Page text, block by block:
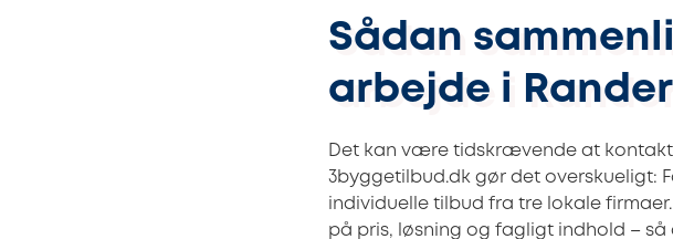
Sådan
arbejde i
Det kan være tidskrævende at
3byggetilbud.dk gør det overskueligt:
individuelle tilbud fra tre lokale
på pris, løsning og fagligt indhold –